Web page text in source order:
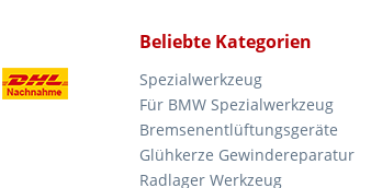
Beliebte Kategorien
Spezialwerkzeug
Für BMW Spezialwerkzeug
Bremsenentlüftungsgeräte
Glühkerze Gewindereparatur
Radlager Werkzeug